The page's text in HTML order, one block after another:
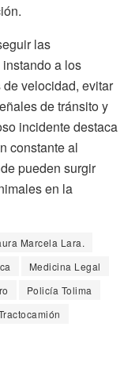
las
a los
velocidad, evitar
de tránsito y
incidente destaca
constante al
pueden surgir
en la
Marcela Lara.
Medicina Legal
Policía Tolima